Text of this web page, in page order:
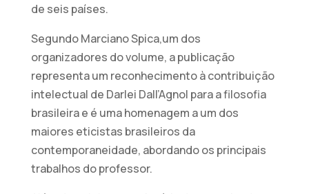
de seis países.
Segundo Marciano Spica,um dos
organizadores do volume, a publicação
representa um reconhecimento à contribuição
intelectual de Darlei Dall’Agnol para a filosofia
brasileira e é uma homenagem a um dos
maiores eticistas brasileiros da
contemporaneidade, abordando os principais
trabalhos do professor.